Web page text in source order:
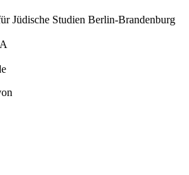
Jüdische Studien Berlin-Brandenburg